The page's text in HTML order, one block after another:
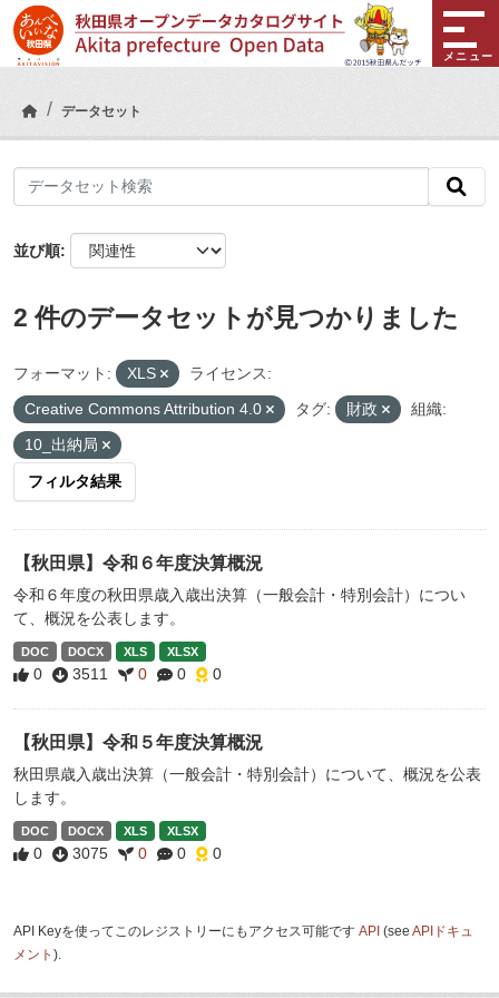
Skip to main content
メニュー
データセット
並び順
2 件のデータセットが見つかりました
フォーマット: XLS
ライセンス:
Creative Commons Attribution 4.0
タグ: 財政
組織:
10_出納局
フィルタ結果
【秋田県】令和６年度決算概況
令和６年度の秋田県歳入歳出決算（一般会計・特別会計）につい
て、概況を公表します。
DOC DOCX XLS XLSX
0 3511 0 0 0
【秋田県】令和５年度決算概況
秋田県歳入歳出決算（一般会計・特別会計）について、概況を公表
します。
DOC DOCX XLS XLSX
0 3075 0 0 0
API Keyを使ってこのレジストリーにもアクセス可能です API (see APIドキュ
メント ).